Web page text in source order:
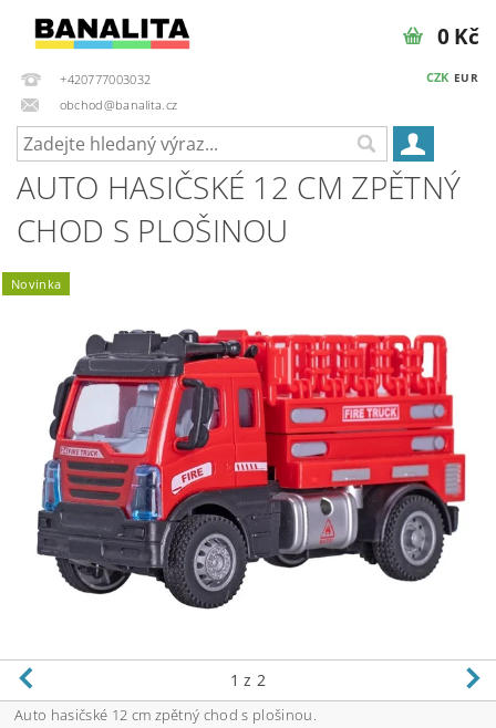
+420777003032
obchod@banalita.cz
CZK EUR
0 Kč
AUTO HASIČSKÉ 12 CM ZPĚTNÝ
CHOD S PLOŠINOU
Novinka
1 z 2
Auto hasičské 12 cm zpětný chod s plošinou.